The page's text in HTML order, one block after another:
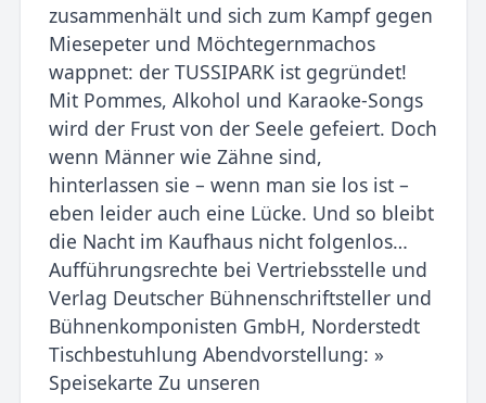
zusammenhält und sich zum Kampf gegen
Miesepeter und Möchtegernmachos
wappnet: der TUSSIPARK ist gegründet!
Mit Pommes, Alkohol und Karaoke-Songs
wird der Frust von der Seele gefeiert. Doch
wenn Männer wie Zähne sind,
hinterlassen sie – wenn man sie los ist –
eben leider auch eine Lücke. Und so bleibt
die Nacht im Kaufhaus nicht folgenlos…
Aufführungsrechte bei Vertriebsstelle und
Verlag Deutscher Bühnenschriftsteller und
Bühnenkomponisten GmbH, Norderstedt
Tischbestuhlung Abendvorstellung: »
Speisekarte Zu unseren